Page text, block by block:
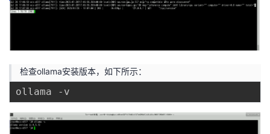
检查ollama安装版本，如下所示：